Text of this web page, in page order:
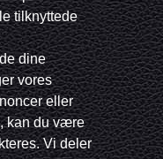
tilknyttede
dine
vores
eller
kan du være
Vi deler